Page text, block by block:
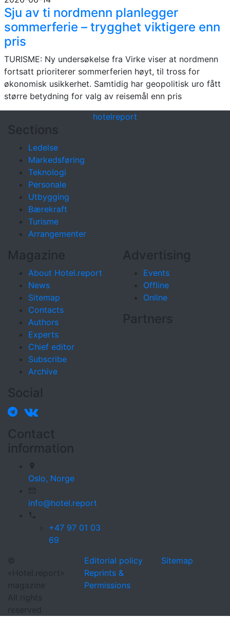
Sju av ti nordmenn planlegger
sommerferie – trygghet viktigere enn
pris
TURISME: Ny undersøkelse fra Virke viser at nordmenn
fortsatt prioriterer sommerferien høyt, til tross for
økonomisk usikkerhet. Samtidig har geopolitisk uro fått
større betydning for valg av reisemål enn pris
hotelreport
Sections
Ledelse
Markedsføring
Teknologi
Personale
Utbygging
Bærekraft
Turisme
Arrangementer
Magazine
About Hotel.report
News
Sitemap
Contacts
Authors
Experts
Chief editor
Subscribe
Archive
Advertising
Events
Offline
Online
Partners
Social
Contact
information
Oslo, Norge
info@hotel.report
+47 97 01 03
69
©
«Hotel.report»
magazine
All rights
reserved
Editorial policy
Reprints &
Permissions
Sitemap